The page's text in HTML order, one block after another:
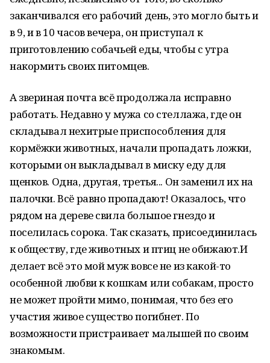
заканчивался его рабочий день, это могло быть и
в 9, и в 10 часов вечера, он приступал к
приготовлению собачьей еды, чтобы с утра
накормить своих питомцев.
А звериная почта всё продолжала исправно
работать. Недавно у мужа со стеллажа, где он
складывал нехитрые приспособления для
кормёжки животных, начали пропадать ложки,
которыми он выкладывал в миску еду для
щенков. Одна, другая, третья... Он заменил их на
палочки. Всё равно пропадают! Оказалось, что
рядом на дереве свила большое гнездо и
поселилась сорока. Так сказать, присоединилась
к обществу, где животных и птиц не обижают.И
делает всё это мой муж вовсе не из какой-то
особенной любви к кошкам или собакам, просто
не может пройти мимо, понимая, что без его
участия живое существо погибнет. По
возможности пристраивает малышей по своим
знакомым.